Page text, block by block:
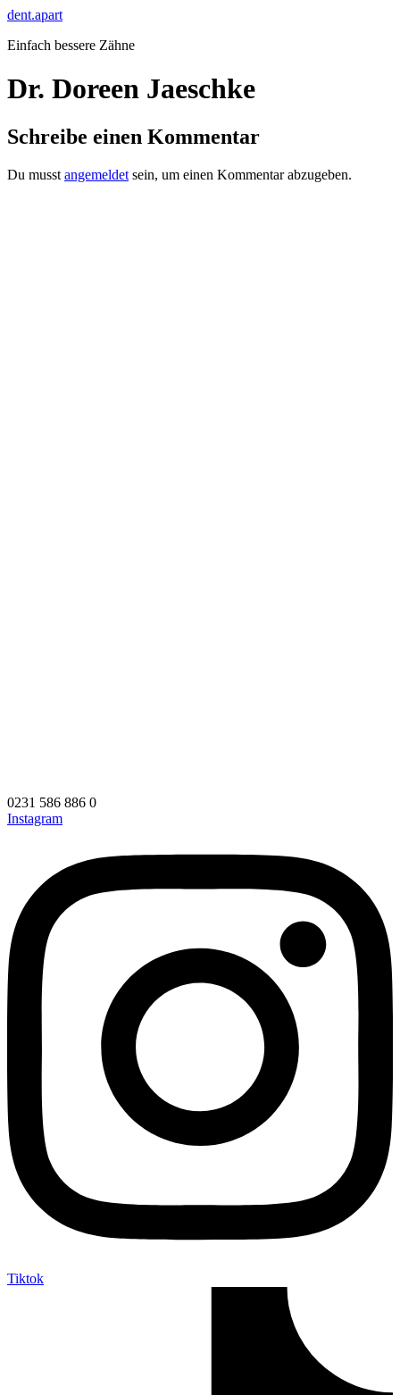
Zum
springen
dent.apart
Einfach bessere Zähne
Dr. Doreen Jaeschke
Schreibe einen Kommentar
Du musst angemeldet sein, um einen Kommentar abzugeben.
0231 586 886 0
Instagram
Tiktok